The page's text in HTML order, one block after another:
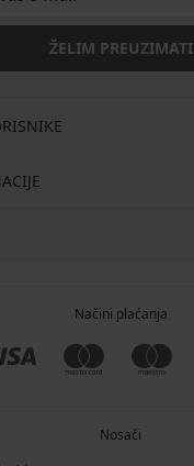
ŽELIM PREUZIMATI
Načini plaćanja
Nosači